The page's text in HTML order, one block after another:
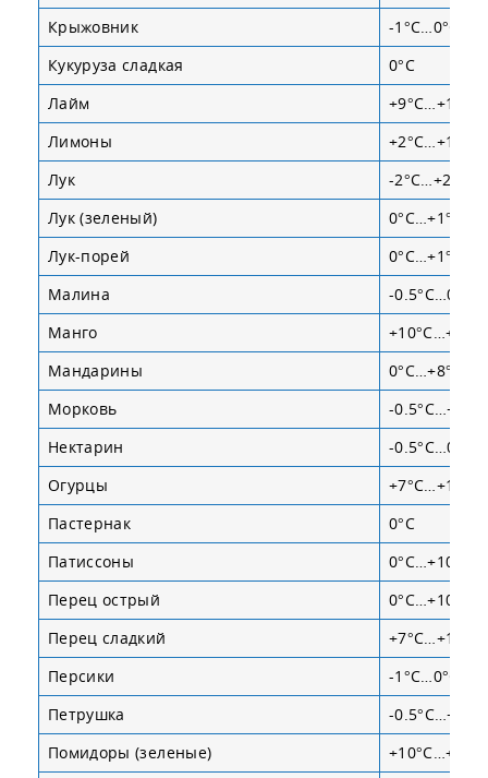
Крыжовник
-1°С…0°С
Кукуруза сладкая
0°С
Лайм
+9°С…+13°С
Лимоны
+2°С…+14°С
Лук
-2°С…+2°С
Лук (зеленый)
0°С…+1°С
Лук-порей
0°С…+1°С
Малина
-0.5°С…0°С
Манго
Мандарины
0°С…+8°С
Морковь
-
Нектарин
-0.5°С…0°С
Огурцы
+7°С…+13°С
Пастернак
0°С
Патиссоны
0°С…+10°С
Перец острый
0°С…+10°С
Перец сладкий
+7°С…+13°С
Персики
-1°С…0°С
Петрушка
-0.5°С…+1°С
Помидоры (зеленые)